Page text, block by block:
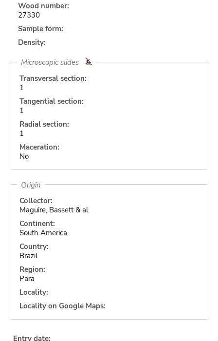
Wood number:
27330
Sample form:
Density:
Microscopic slides
Transversal section:
1
Tangential section:
1
Radial section:
1
Maceration:
No
Origin
Collector:
Maguire, Bassett & al.
Continent:
South America
Country:
Brazil
Region:
Para
Locality:
Locality on Google Maps:
Entry date: